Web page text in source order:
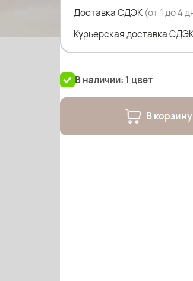
5% спандекс
Замеры по изделию:
ПОГ- 52 см
ПОБ - 62 см
ДЛ.изделия - 130 см
Доставка СДЭК (от 1 до 4
Курьерская доставка
В наличии: 1 цвет
В корзину